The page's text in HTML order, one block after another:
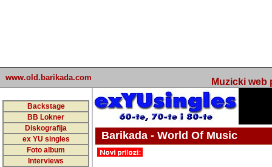
www.old.barikada.com Muzicki web
Backstage
BB Lokner
Diskografija
ex YU singles
Foto album
Interviews
Barikada - World Of Music